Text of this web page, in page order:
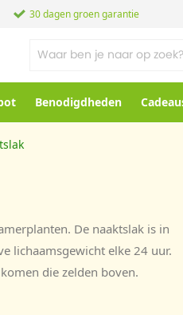
30 dagen groen garantie
Benodigdheden
De naaktslak is in
lichaamsgewicht elke 24 uur.
die zelden boven.